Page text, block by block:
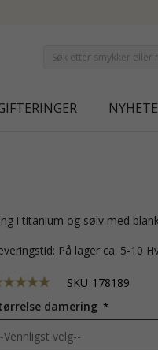
i titanium og sølv med
På lager ca. 5-10
SKU 178189
damering